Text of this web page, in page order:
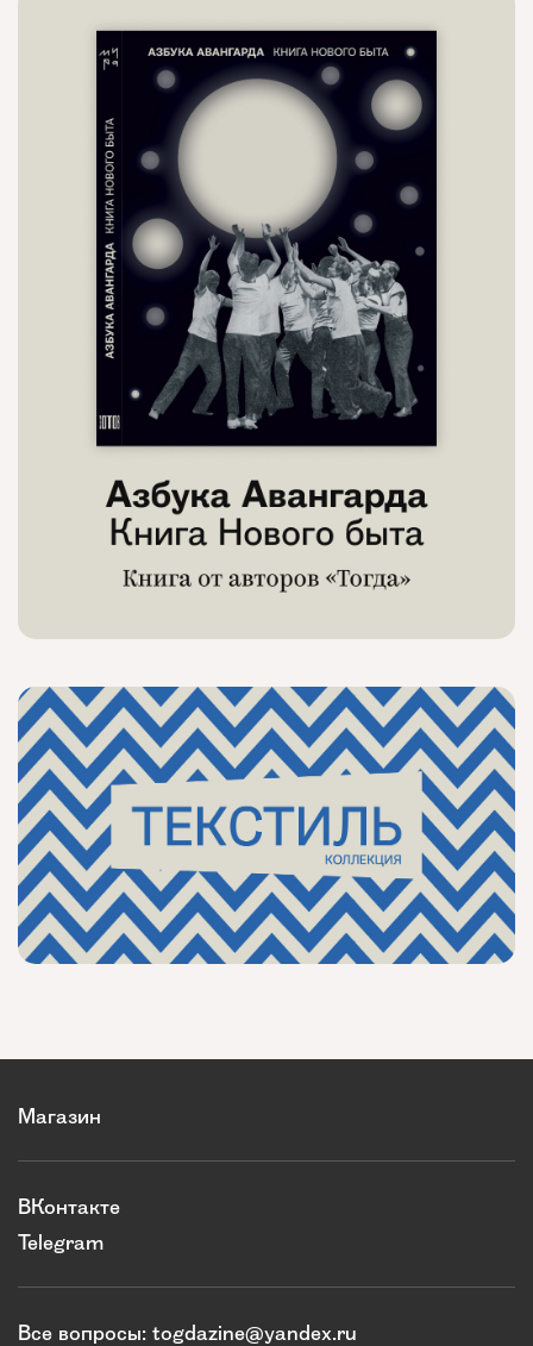
Магазин
ВКонтакте
Telegram
Все вопросы: togdazine@yandex.ru